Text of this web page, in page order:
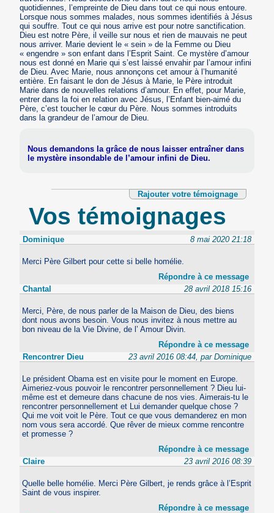
quotidiennes, l’empreinte de Dieu dans tout ce qui nous entoure.
Lorsque nous sommes malades, nous sommes identifiés à Jésus
qui souffre. Tout ce qui nous arrive est pour notre sanctification.
Dieu est notre Père, il veille sur nous et rien de mauvais ne peut
nous arriver. Marie devient le « sein » de la Femme ou Dieu
« engendre » son enfant dans l’Esprit Saint. Ce mystère d’amour
nous est donné en Marie qui s’est laissé envahir par l’amour infini
de Dieu. Avec Marie, nous annonçons cet amour à l’humanité
entière. En faisant le don de Jésus à Marie, le Père introduit
Marie dans de nouvelles relations d’amour. En effet, pour Marie,
entrer dans la foi en relation avec Jésus, l’Enfant bien-aimé du
Père, c’est toucher le cœur du Père. Nous sommes introduits
dans la grandeur de l’amour de Dieu.
Nous demandons la grâce de nous laisser entraîner dans
le mystère insondable de l’amour infini de Dieu.
Rajouter votre témoignage
Vos témoignages
Dominique 8 mai 2020 21:18
Merci Père Gilbert pour cette si belle homélie.
Répondre à ce message
Chantal
28 avril 2018 15:16
Merci, Père, de nous parler de la Maison de Dieu, des biens
dont nous avons besoin. Vous nous invitez à nous mettre au
bon niveau de la Vie Divine, de l’ Amour Divin.
Répondre à ce message
Rencontrer Dieu
23 avril 2016 08:44, par Dominique
Le président Obama est en visite pour le moment en Europe.
Aimeriez-vous pouvoir le rencontrer personnellement ? Dieu lui-
même est et demeure dans chacune de nos vies. Aimerais-tu le
rencontrer personnellement et Lui demander quelque chose ?
Qui me voit voit le Père. Tout ce que vous demanderez en mon
nom vous sera accordé. Que rêver de mieux comme rencontre
et promesse ?
Répondre à ce message
Claire
23 avril 2016 08:39
Quelle belle homélie. Merci Père Gilbert, je rends grâce à l’Esprit
Saint de vous inspirer.
Répondre à ce message